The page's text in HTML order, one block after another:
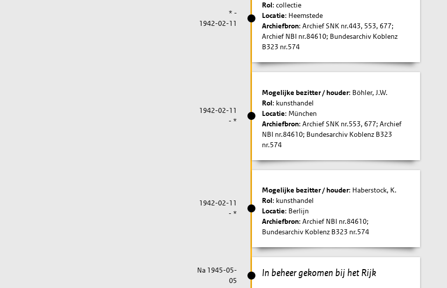
* -
1942-02-11
Rol: collectie
Locatie: Heemstede
Archiefbron: Archief SNK nr.443, 553, 677;
Archief NBI nr.84610; Bundesarchiv Koblenz
B323 nr.574
1942-02-11
- *
Mogelijke bezitter / houder: Böhler, J.W.
Rol: kunsthandel
Locatie: München
Archiefbron: Archief SNK nr.553, 677; Archief
NBI nr.84610; Bundesarchiv Koblenz B323
nr.574
1942-02-11
- *
Mogelijke bezitter / houder: Haberstock, K.
Rol: kunsthandel
Locatie: Berlijn
Archiefbron: Archief NBI nr.84610;
Bundesarchiv Koblenz B323 nr.574
In beheer gekomen bij het Rijk
Na 1945-05-
05